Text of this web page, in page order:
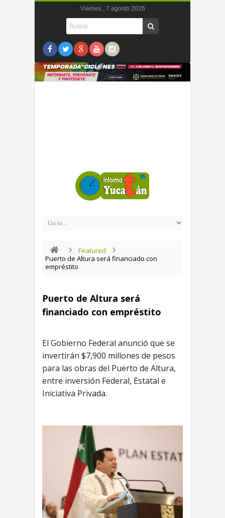
Viernes , 7 agosto 2026
Featured
Puerto de Altura será financiado con
empréstito
Puerto de Altura será
financiado con empréstito
El Gobierno Federal anunció que se
invertirán $7,900 millones de pesos
para las obras del Puerto de Altura,
entre inversión Federal, Estatal e
Iniciativa Privada.